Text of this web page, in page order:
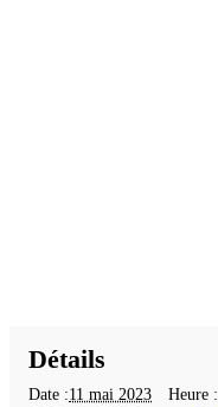
Détails
Date :11 mai 2023 Heure :